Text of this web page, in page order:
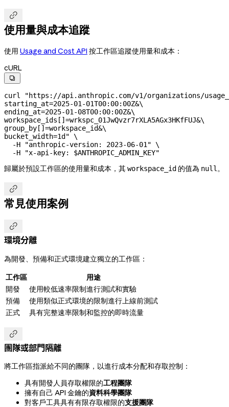

使用量與成本追蹤
使用 Usage and Cost API 按工作區追蹤使用量和成本：
cURL

curl
"https://api.anthropic.com/v1/organizations/
starting_at=2025-01-01T00:00:00Z&\
ending_at=2025-01-08T00:00:00Z&\
workspace_ids[]=wrkspc_01JwQvzr7rXLA5AGx3HKfFUJ&\
group_by[]=workspace_id&\
bucket_width=1d" \
  -H
"anthropic-version: 2023-06-01" \
  -H
"x-api-key: $ANTHROPIC_ADMIN_KEY"
歸屬於預設工作區的使用量和成本，其workspace_id 的值為 null 。

常見使用案例

環境分離
為開發、預備和正式環境建立獨立的工作區：
工作區
用途
開發
使用較低速率限制進行測試和實驗
預備
使用類似正式環境的限制進行上線前測試
正式
具有完整速率限制和監控的即時流量

團隊或部門隔離
將工作區指派給不同的團隊，以進行成本分配和存取控制：
具有開發人員存取權限的工程團隊
擁有自己 API 金鑰的資料科學團隊
對客戶工具具有有限存取權限的支援團隊